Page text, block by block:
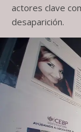
actores clave
desaparición.